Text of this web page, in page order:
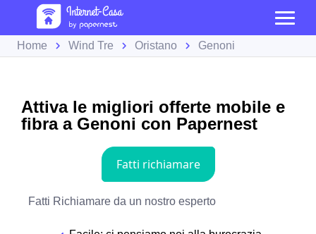
Home Wind Tre Oristano Genoni